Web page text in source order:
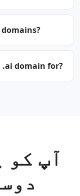
.ai domain for?
آپ کو